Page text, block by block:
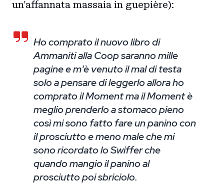
un'affannata massaia in guepière):
Ho comprato il nuovo libro di
Ammaniti alla Coop saranno mille
pagine e m'è venuto il mal di testa
solo a pensare di leggerlo allora ho
comprato il Moment ma il Moment è
meglio prenderlo a stomaco pieno
così mi sono fatto fare un panino con
il prosciutto e meno male che mi
sono ricordato lo Swiffer che
quando mangio il panino al
prosciutto poi sbriciolo.